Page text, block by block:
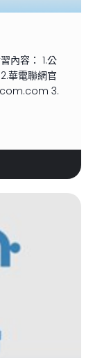
內容： 1.公
華電聯網官
3.